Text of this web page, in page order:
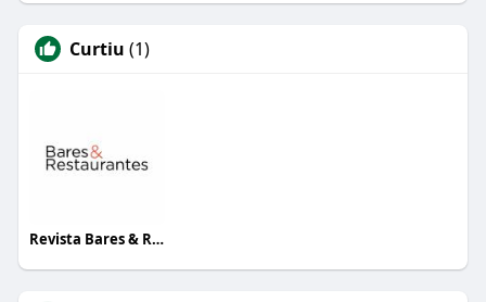
Curtiu (1)
Revista Bares & Restaurantes